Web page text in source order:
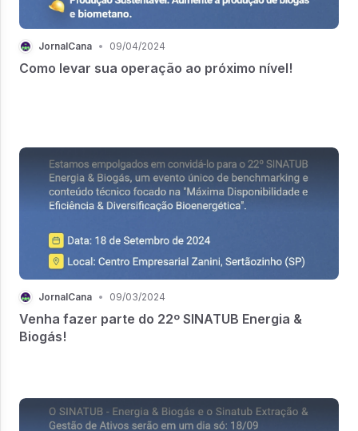
JornalCana • 09/04/2024
Como levar sua operação ao próximo nível!
JornalCana • 09/03/2024
Venha fazer parte do 22º SINATUB Energia &
Biogás!